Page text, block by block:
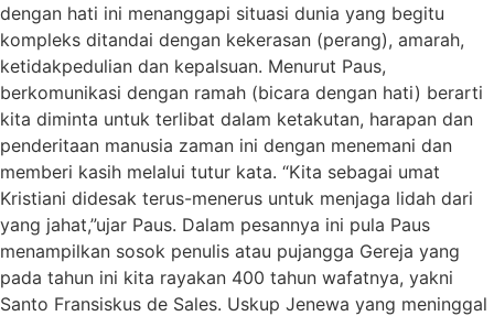
dengan hati ini menanggapi situasi dunia yang begitu
kompleks ditandai dengan kekerasan (perang), amarah,
ketidakpedulian dan kepalsuan. Menurut Paus,
berkomunikasi dengan ramah (bicara dengan hati) berarti
kita diminta untuk terlibat dalam ketakutan, harapan dan
penderitaan manusia zaman ini dengan menemani dan
memberi kasih melalui tutur kata. “Kita sebagai umat
Kristiani didesak terus-menerus untuk menjaga lidah dari
yang jahat,”ujar Paus. Dalam pesannya ini pula Paus
menampilkan sosok penulis atau pujangga Gereja yang
pada tahun ini kita rayakan 400 tahun wafatnya, yakni
Santo Fransiskus de Sales. Uskup Jenewa yang meninggal